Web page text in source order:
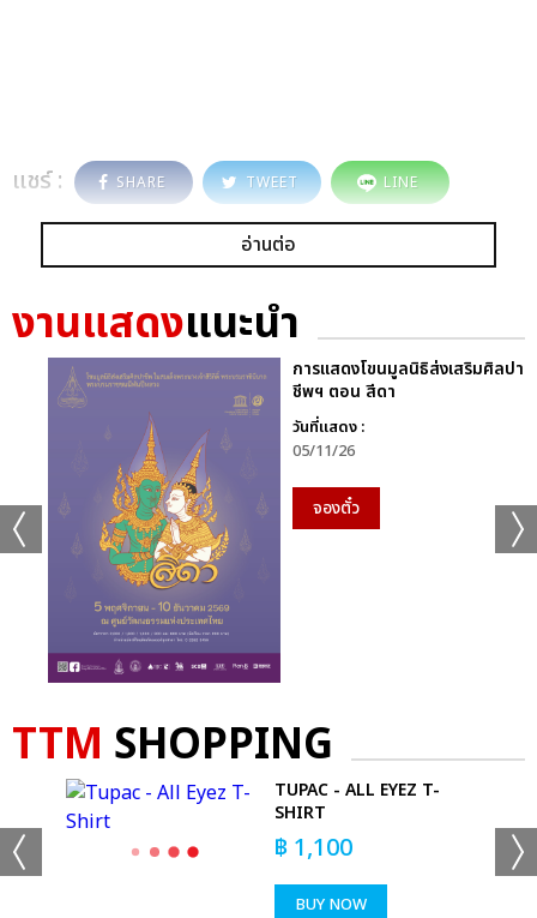
แชร์ : SHARE TWEET LINE
อ่านต่อ
งานแสดงแนะนำ
การแสดงโขนมูลนิธิส่งเสริมศิลปา
ชีพฯ ตอน สีดา
วันที่แสดง :
05/11/26
จองตั๋ว
TTM SHOPPING
TUPAC - ALL EYEZ T-
SHIRT
฿ 1,100
BUY NOW